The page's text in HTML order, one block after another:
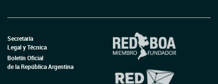
Secretaría
Legal y Técnica
Boletín Oficial
de la República Argentina